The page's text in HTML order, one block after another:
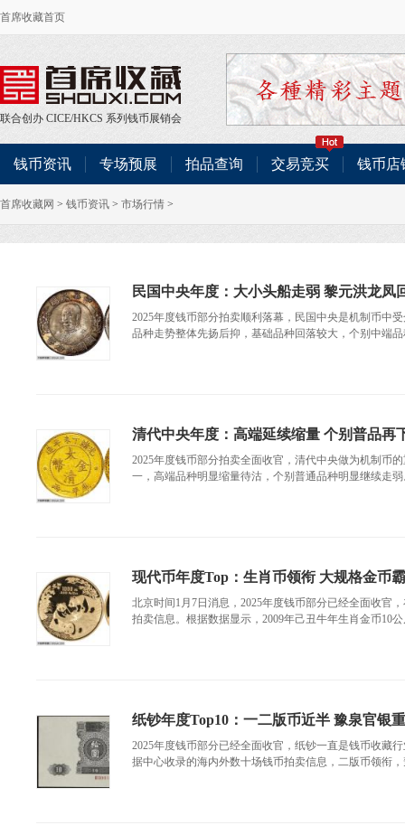
首席收藏首页
联合创办 CICE/HKCS 系列钱币展销会
钱币资讯 专场预展 拍品查询 交易竞买 钱币店
首席收藏网 > 钱币资讯 > 市场行情 >
民国中央年度：大小头船走弱 黎元洪龙凤
2025年度钱币部分拍卖顺利落幕，民国中央是机制币中
品种走势整体先扬后抑，基础品种回落较大，个别中端
清代中央年度：高端延续缩量 个别普品再
2025年度钱币部分拍卖全面收官，清代中央做为机制币
一，高端品种明显缩量待沽，个别普通品种明显继续走
现代币年度Top：生肖币领衔 大规格金币
北京时间1月7日消息，2025年度钱币部分已经全面收官
拍卖信息。根据数据显示，2009年己丑牛年生肖金币10
纸钞年度Top10：一二版币近半 豫泉官银
2025年度钱币部分已经全面收官，纸钞一直是钱币收藏
据中心收录的海内外数十场钱币拍卖信息，二版币领衔